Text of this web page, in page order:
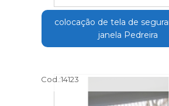
colocação de tela de
janela Pedreira
Cod.:14123